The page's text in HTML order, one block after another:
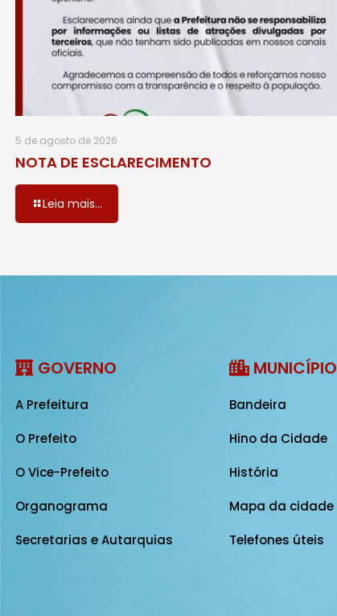
5 de agosto de 2026
NOTA DE ESCLARECIMENTO
Leia mais...
GOVERNO
A Prefeitura
O Prefeito
O Vice-Prefeito
Organograma
Secretarias e Autarquias
MUNICÍPIO
Bandeira
Hino da Cidade
História
Mapa da cidade
Telefones úteis